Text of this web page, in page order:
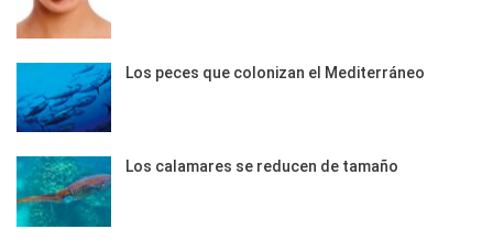
Los peces que colonizan el Mediterráneo
Los calamares se reducen de tamaño